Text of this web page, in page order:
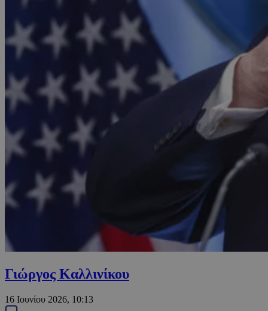
Γιώργος Καλλινίκου
16 Ιουνίου 2026, 10:13